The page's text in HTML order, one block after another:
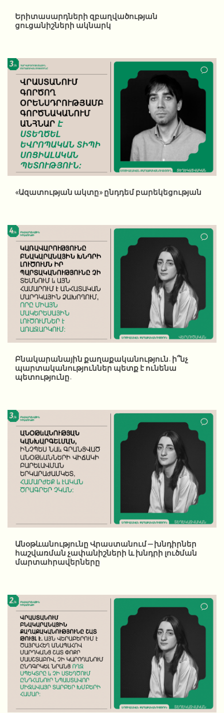
Երիտասարդների զբաղվածության
ցուցանիշների ակնարկ
«Ազատության ակտը» ընդդեմ բարեկեցության
Բնակարանային քաղաքականություն. ի՞նչ
պարտականություններ պետք է ունենա
պետությունը.
Անօթևանությունը Վրաստանում – խնդիրներ
հաշվառման չափանիշների և խնդրի լուծման
մարտահրավերները